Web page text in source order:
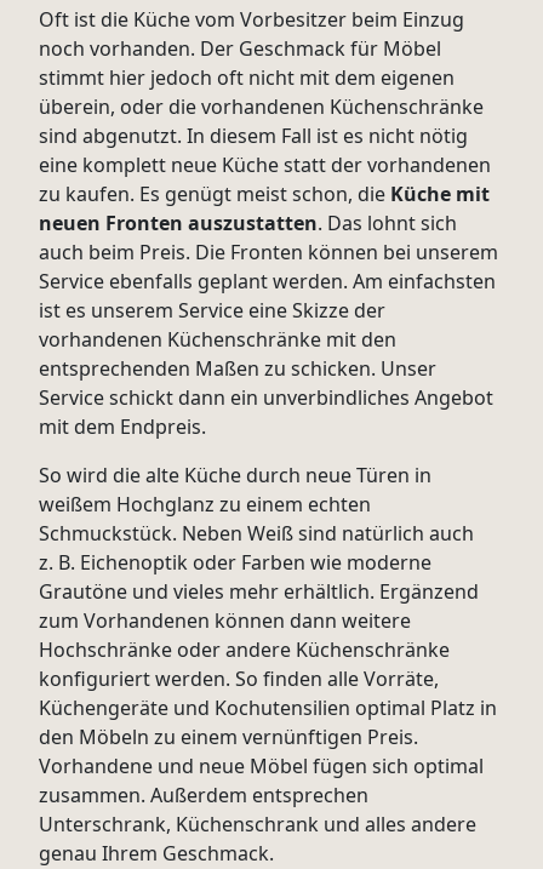
Oft ist die Küche vom Vorbesitzer beim Einzug
noch vorhanden. Der Geschmack für Möbel
stimmt hier jedoch oft nicht mit dem eigenen
überein, oder die vorhandenen Küchenschränke
sind abgenutzt. In diesem Fall ist es nicht nötig
eine komplett neue Küche statt der vorhandenen
zu kaufen. Es genügt meist schon, die Küche mit
neuen Fronten auszustatten. Das lohnt sich
auch beim Preis. Die Fronten können bei unserem
Service ebenfalls geplant werden. Am einfachsten
ist es unserem Service eine Skizze der
vorhandenen Küchenschränke mit den
entsprechenden Maßen zu schicken. Unser
Service schickt dann ein unverbindliches Angebot
mit dem Endpreis.
So wird die alte Küche durch neue Türen in
weißem Hochglanz zu einem echten
Schmuckstück. Neben Weiß sind natürlich auch
z. B. Eichenoptik oder Farben wie moderne
Grautöne und vieles mehr erhältlich. Ergänzend
zum Vorhandenen können dann weitere
Hochschränke oder andere Küchenschränke
konfiguriert werden. So finden alle Vorräte,
Küchengeräte und Kochutensilien optimal Platz in
den Möbeln zu einem vernünftigen Preis.
Vorhandene und neue Möbel fügen sich optimal
zusammen. Außerdem entsprechen
Unterschrank, Küchenschrank und alles andere
genau Ihrem Geschmack.